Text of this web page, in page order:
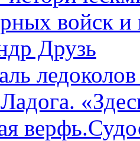
войск и
Друзь